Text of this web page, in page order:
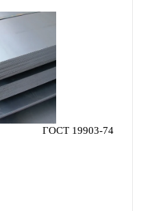
ГОСТ 19903-74